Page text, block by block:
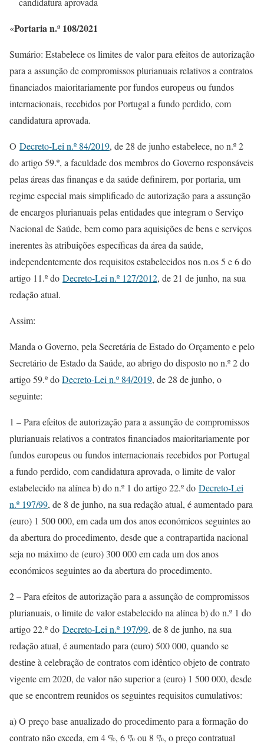
«Portaria n.º 108/2021
Sumário: Estabelece os limites de valor para efeitos de autorização
para a assunção de compromissos plurianuais relativos a contratos
financiados maioritariamente por fundos europeus ou fundos
internacionais, recebidos por Portugal a fundo perdido, com
candidatura aprovada.
O Decreto-Lei n.º 84/2019, de 28 de junho estabelece, no n.º 2
do artigo 59.º, a faculdade dos membros do Governo responsáveis
pelas áreas das finanças e da saúde definirem, por portaria, um
regime especial mais simplificado de autorização para a assunção
de encargos plurianuais pelas entidades que integram o Serviço
Nacional de Saúde, bem como para aquisições de bens e serviços
inerentes às atribuições específicas da área da saúde,
independentemente dos requisitos estabelecidos nos n.os 5 e 6 do
artigo 11.º do Decreto-Lei n.º 127/2012, de 21 de junho, na sua
redação atual.
Assim:
Manda o Governo, pela Secretária de Estado do Orçamento e pelo
Secretário de Estado da Saúde, ao abrigo do disposto no n.º 2 do
artigo 59.º doDecreto-Lei n.º 84/2019, de 28 de junho, o
seguinte:
1 – Para efeitos de autorização para a assunção de compromissos
plurianuais relativos a contratos financiados maioritariamente por
fundos europeus ou fundos internacionais recebidos por Portugal
a fundo perdido, com candidatura aprovada, o limite de valor
estabelecido na alínea b) do n.º 1 do artigo 22.º do Decreto-Lei
n.º 197/99, de 8 de junho, na sua redação atual, é aumentado para
(euro) 1 500 000, em cada um dos anos económicos seguintes ao
da abertura do procedimento, desde que a contrapartida nacional
seja no máximo de (euro) 300 000 em cada um dos anos
económicos seguintes ao da abertura do procedimento.
2 – Para efeitos de autorização para a assunção de compromissos
plurianuais, o limite de valor estabelecido na alínea b) do n.º 1 do
artigo 22.º do Decreto-Lei n.º 197/99, de 8 de junho, na sua
redação atual, é aumentado para (euro) 500 000, quando se
destine à celebração de contratos com idêntico objeto de contrato
vigente em 2020, de valor não superior a (euro) 1 500 000, desde
que se encontrem reunidos os seguintes requisitos cumulativos:
a) O preço base anualizado do procedimento para a formação do
contrato não exceda, em 4 %, 6 % ou 8 %, o preço contratual